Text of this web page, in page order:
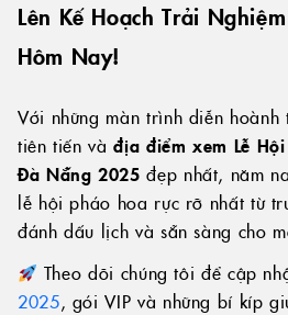
Lên Kế Hoạch Trải
Hôm Nay!
Với những màn trình diễn
tiên tiến vàđịa điểm xem Lễ
Đà Nẵng 2025 đẹp nhất, năm
lễ hội pháo hoa rực rỡ nhất từ
đánh dấu lịch và sẵn sàng cho
Theo dõi chúng tôi để cập
2025, gói VIP và những bí kíp